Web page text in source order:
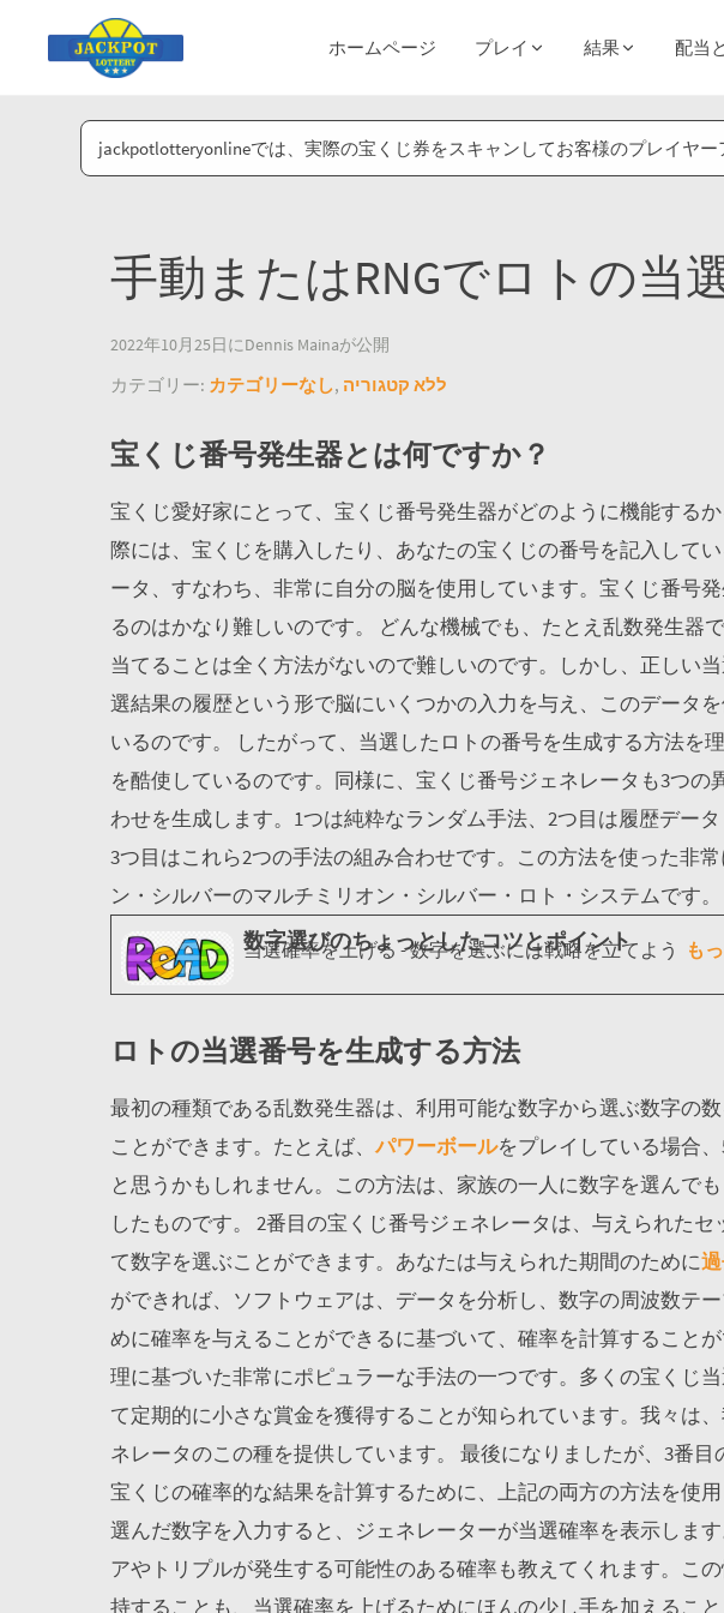
ホームページ プレイ 結果 配当
jackpotlotteryonlineでは、実際の宝くじ券をスキャンしてお客様のプレイヤー
手動またはRNGでロトの当
2022年10月25日にDennis Mainaが公開
カテゴリー: カテゴリーなし, ללא קטגוריה
宝くじ番号発生器とは何ですか？
宝くじ愛好家にとって、宝くじ番号発生器がどのように機能する
際には、宝くじを購入したり、あなたの宝くじの番号を記入して
ータ、すなわち、非常に自分の脳を使用しています。宝くじ番号
るのはかなり難しいのです。 どんな機械でも、たとえ乱数発生器
当てることは全く方法がないので難しいのです。しかし、正しい
選結果の履歴という形で脳にいくつかの入力を与え、このデータ
いるのです。 したがって、当選したロトの番号を生成する方法を
を酷使しているのです。同様に、宝くじ番号ジェネレータも3つ
わせを生成します。1つは純粋なランダム手法、2つ目は履歴デー
3つ目はこれら2つの手法の組み合わせです。この方法を使った非
ン・シルバーのマルチミリオン・シルバー・ロト・システムです。
数字選びのちょっとしたコツとポイント
当選確率を上げる - 数字を選ぶには戦略を立てよう も
ロトの当選番号を生成する方法
最初の種類である乱数発生器は、利用可能な数字から選ぶ数字の
ことができます。たとえば、パワーボールをプレイしている場合
と思うかもしれません。この方法は、家族の一人に数字を選んで
したものです。 2番目の宝くじ番号ジェネレータは、与えられた
て数字を選ぶことができます。あなたは与えられた期間のために
ができれば、ソフトウェアは、データを分析し、数字の周波数テ
めに確率を与えることができるに基づいて、確率を計算すること
理に基づいた非常にポピュラーな手法の一つです。多くの宝くじ
て定期的に小さな賞金を獲得することが知られています。我々は
ネレータのこの種を提供しています。 最後になりましたが、3番目
宝くじの確率的な結果を計算するために、上記の両方の方法を使
選んだ数字を入力すると、ジェネレーターが当選確率を表示しま
アやトリプルが発生する可能性のある確率も教えてくれます。こ
持することも、当選確率を上げるためにほんの少し手を加えるこ